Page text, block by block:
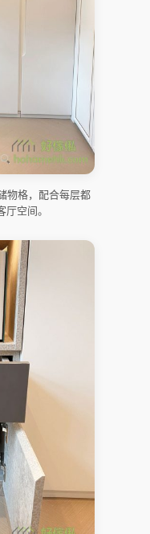
物格，配合每层都
空间。